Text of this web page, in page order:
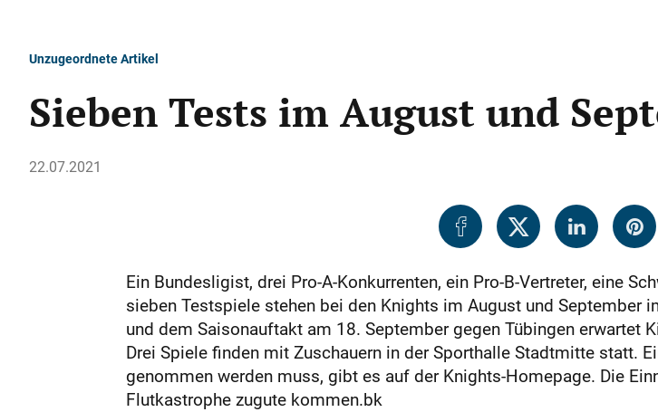
Unzugeordnete Artikel
Sieben Tests im August und
22.07.2021
Ein Bundesligist, drei Pro-A-Konkurrenten, ein Pro-B-Vertreter, eine
sieben Testspiele stehen bei den Knights im August und September
und dem Saisonauftakt am 18. September gegen Tübingen
Drei Spiele finden mit Zuschauern in der Sporthalle Stadtmitte statt.
genommen werden muss, gibt es auf der Knights-Homepage. Die
Flutkastrophe zugute kommen.bk